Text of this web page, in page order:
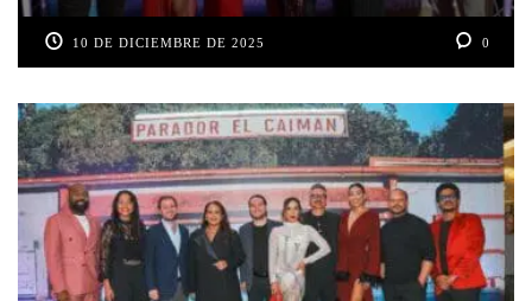
10 DE DICIEMBRE DE 2025 0